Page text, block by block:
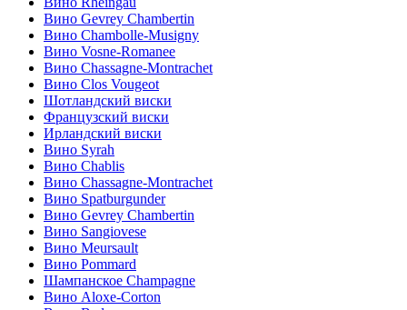
Вино Gevrey Chambertin
Вино Chambolle-Musigny
Вино Vosne-Romanee
Вино Chassagne-Montrachet
Вино Clos Vougeot
Шотландский виски
Французский виски
Ирландский виски
Вино Syrah
Вино Chablis
Вино Chassagne-Montrachet
Вино Spatburgunder
Вино Gevrey Chambertin
Вино Sangiovese
Вино Meursault
Вино Pommard
Шампанское Champagne
Вино Aloxe-Corton